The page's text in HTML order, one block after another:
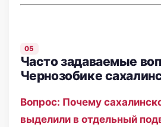
Часто задаваемые
Чернозобике
Вопрос: Почему
выделили в отдельный